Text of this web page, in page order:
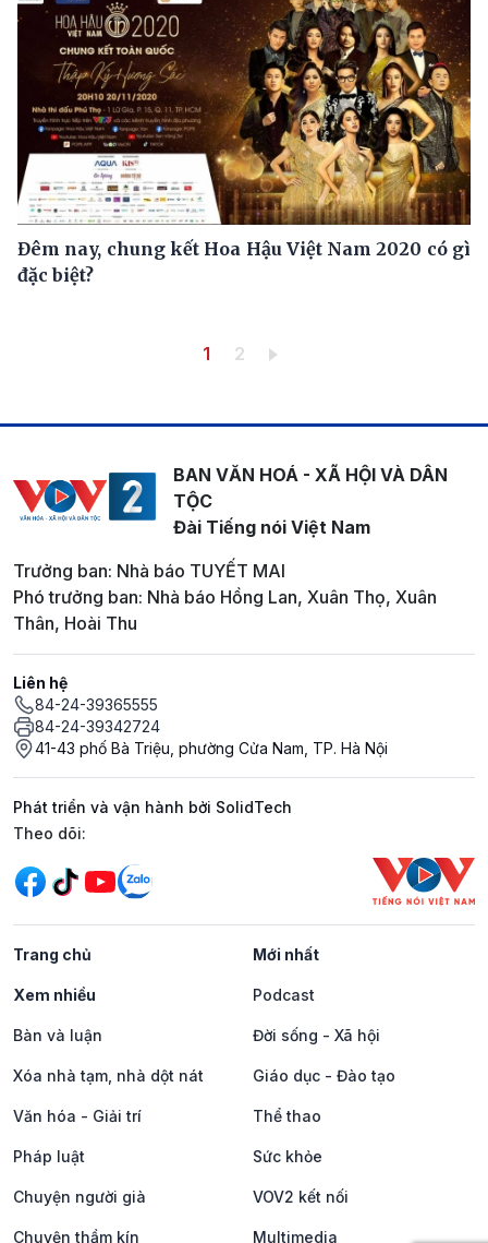
Đêm nay, chung kết Hoa Hậu Việt Nam 2020 có gì
đặc biệt?
Trang hiện thời
1 Trang
2
BAN VĂN HOÁ - XÃ HỘI VÀ DÂN
TỘC
Đài Tiếng nói Việt Nam
Trưởng ban: Nhà báo TUYẾT MAI
Phó trưởng ban: Nhà báo Hồng Lan, Xuân Thọ, Xuân
Thân, Hoài Thu
Liên hệ
84-24-39365555
84-24-39342724
41-43 phố Bà Triệu, phường Cửa Nam, TP. Hà Nội
Phát triển và vận hành bởi SolidTech
Mạng xã hội
Theo dõi:
Trang chủ Mới nhất
Xem nhiều Podcast
Bàn và luận Đời sống - Xã hội
Xóa nhà tạm, nhà dột nát Giáo dục - Đào tạo
Văn hóa - Giải trí Thể thao
Pháp luật Sức khỏe
Chuyện người già VOV2 kết nối
Chuyện thầm kín Multimedia